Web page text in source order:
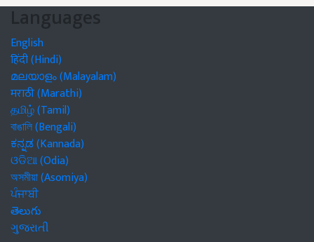
Languages
English
हिंदी (Hindi)
മലയാളം (Malayalam)
मराठी (Marathi)
தமிழ் (Tamil)
বাঙালি (Bengali)
ಕನ್ನಡ (Kannada)
ଓଡିଆ (Odia)
অসমীয়া (Asomiya)
ਪੰਜਾਬੀ
తెలుగు
ગુજરાતી